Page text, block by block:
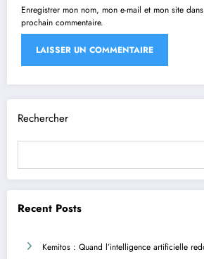
Enregistrer mon nom, mon e-mail et mon site
prochain commentaire.
Rechercher
Recent Posts
Kemitos : Quand l’intelligence artificielle